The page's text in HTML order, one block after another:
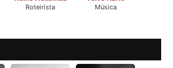
Roteirista Música